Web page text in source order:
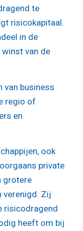
te
risicokapitaal.
in de
van de
van business
regio of
en
ook
private
grotere
verenigd. Zij
risicodragend
heeft om bij